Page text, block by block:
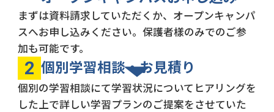
まずは資料請求していただくか、オープンキャンパ
スへお申し込みください。保護者樣のみでのご参
加も可能です。
2 個別学習相談・お見積り
個別の学習相談にて学習状況についてヒアリングを
した上で詳しい学習プランのご提案をさせていた